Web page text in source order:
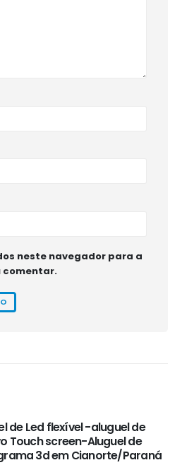
neste navegador para a
comentar.
de Led flexível -aluguel de
Touch screen-Aluguel de
3d em Cianorte/Paraná